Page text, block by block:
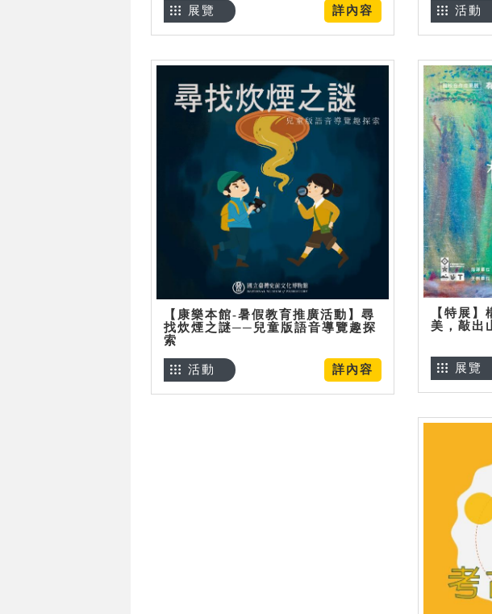
詳內容
展覽 活動
【康樂本館-暑假教育推廣活動】尋
找炊煙之謎──兒童版語音導覽趣探
索
詳內容
活動
【特展
美，敲出
展覽